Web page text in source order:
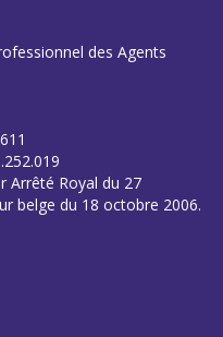
des Agents
Arrêté Royal du 27
belge du 18 octobre 2006.